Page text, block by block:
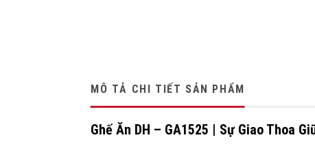
MÔ TẢ CHI TIẾT SẢN PHẨM
Ghế Ăn DH – GA1525 | Sự Giao Thoa